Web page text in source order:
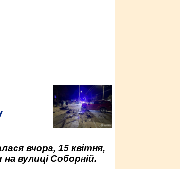
вчора, 15 квітня,
вулиці Соборній.